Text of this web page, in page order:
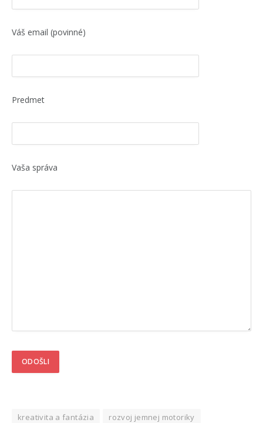
Váš email (povinné)
Predmet
Vaša správa
kreativita a fantázia
rozvoj jemnej motoriky